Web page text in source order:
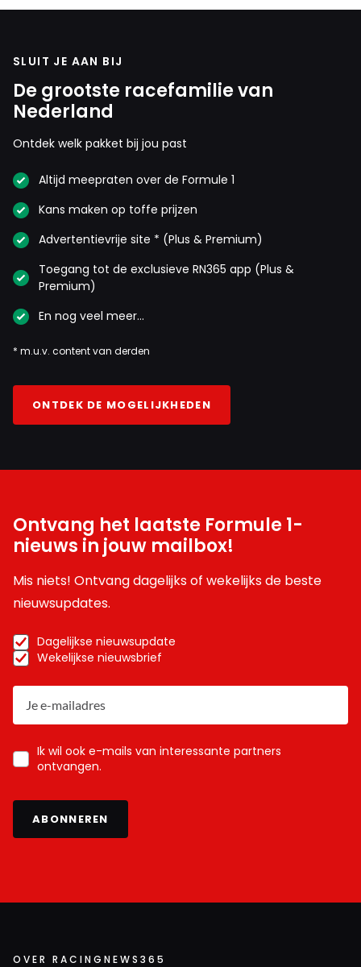
SLUIT JE AAN BIJ
De grootste racefamilie van
Nederland
Ontdek welk pakket bij jou past
Altijd meepraten over de Formule 1
Kans maken op toffe prijzen
Advertentievrije site * (Plus & Premium)
Toegang tot de exclusieve RN365 app (Plus &
Premium)
En nog veel meer…
* m.u.v. content van derden
ONTDEK DE MOGELIJKHEDEN
Ontvang het laatste Formule 1-
nieuws in jouw mailbox!
Mis niets! Ontvang dagelijks of wekelijks de beste
nieuwsupdates.
Dagelijkse nieuwsupdate
Wekelijkse nieuwsbrief
Ik wil ook e-mails van interessante partners
ontvangen.
ABONNEREN
OVER RACINGNEWS365